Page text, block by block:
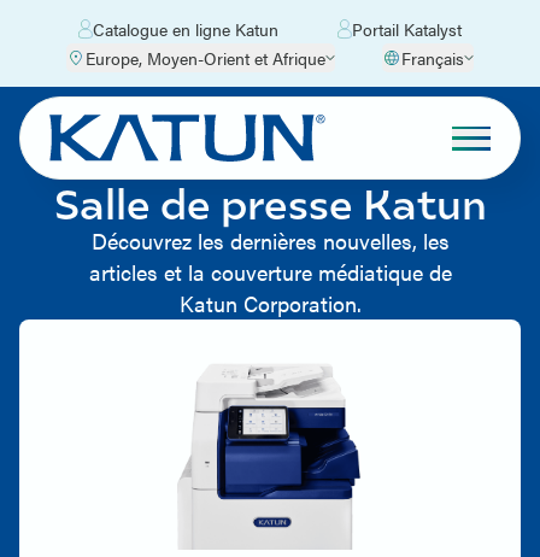
Catalogue en ligne Katun
Portail Katalyst
Europe, Moyen-Orient et Afrique
Français
Salle de presse Katun
Découvrez les dernières nouvelles, les
articles et la couverture médiatique de
Katun Corporation.